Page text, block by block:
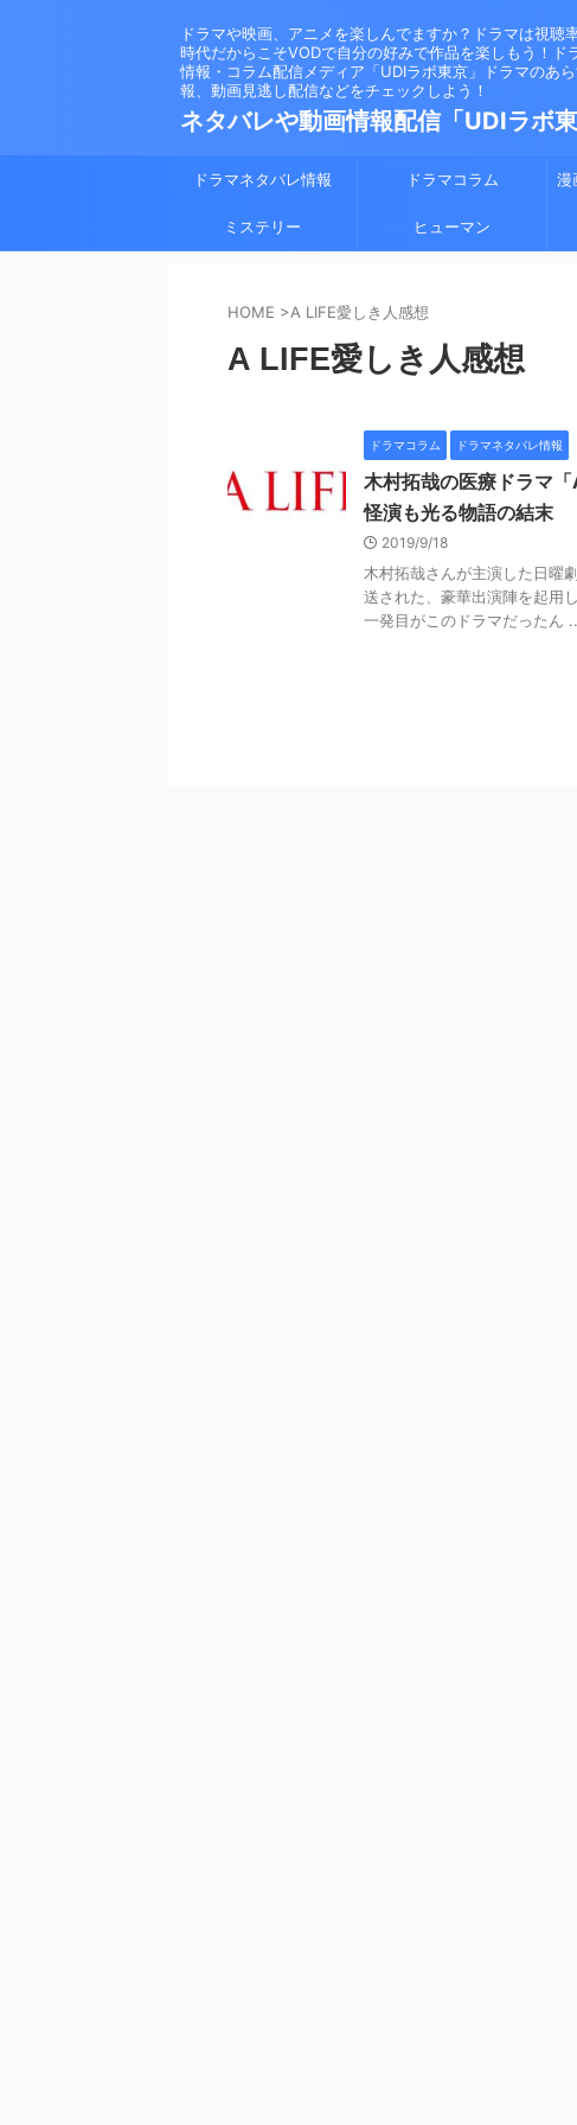
ドラマや映画、アニメを楽しんでますか？ドラマは視聴
時代だからこそVODで自分の好みで作品を楽しもう！ド
情報・コラム配信メディア「UDIラボ東京」ドラマのあ
報、動画見逃し配信などをチェックしよう！
ネタバレや動画情報配信「UDIラボ東
ドラマネタバレ情報 ドラマコラム 漫
ミステリー ヒューマン
HOME >A LIFE愛しき人感想
A LIFE愛しき人感想
ドラマコラム ドラマネタバレ情報
木村拓哉の医療ドラマ
怪演も光る物語の結末
2019/9/18
木村拓哉さんが主演した日曜
送された、豪華出演陣を起用
一発目がこのドラマだったん